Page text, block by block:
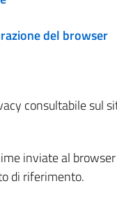
del browser
consultabile
inviate al
di riferimento.